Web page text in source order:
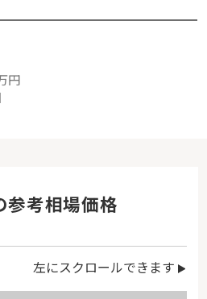
円
参考相場価格
左にスクロールできます